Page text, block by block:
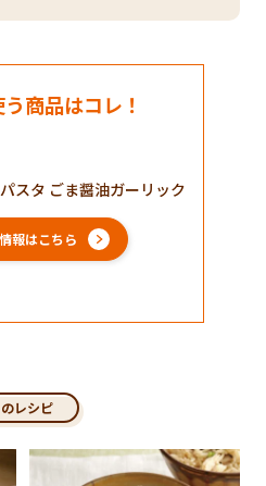
商品はコレ！
スタ ごま醤油ガーリック
報はこちら
レシピ